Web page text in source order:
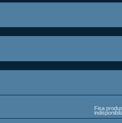
Fisa produs